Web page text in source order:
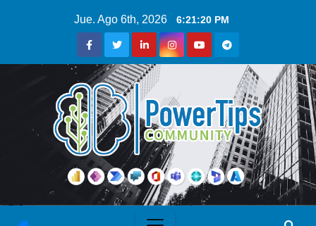
Jue. Ago 6th, 2026 6:21:21 PM